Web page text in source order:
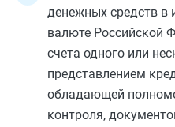
денежных средств в
валюте Российской
счета одного или
представлением
обладающей
контроля,